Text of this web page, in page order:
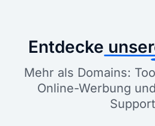
Entdecke
Mehr als Domains:
Online-Werbung
Support